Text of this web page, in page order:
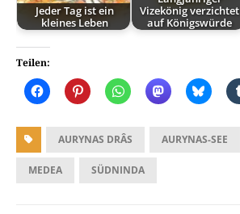
Jeder Tag ist ein
kleines Leben
Vizekönig verzichtet
auf Königswürde
Teilen:
AURYNAS DRÂS AURYNAS-SEE
MEDEA SÜDNINDA